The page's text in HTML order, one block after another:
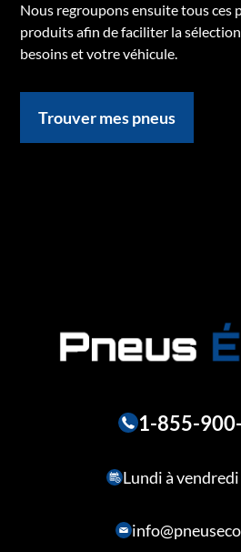
Nous regroupons ensuite tous ces
produits afin de faciliter la
besoins et votre véhicule.
Trouver mes pneus
1-855-
Lundi à